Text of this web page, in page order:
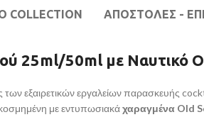
COLLECTION ΑΠΟΣΤΟΛΕΣ -
25ml/50ml με Ναυτικό
των εξαιρετικών εργαλείων παρασκευής
με εντυπωσιακάχαραγμένα Old